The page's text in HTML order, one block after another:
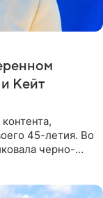
Кейт
45-летия. Во
черно-